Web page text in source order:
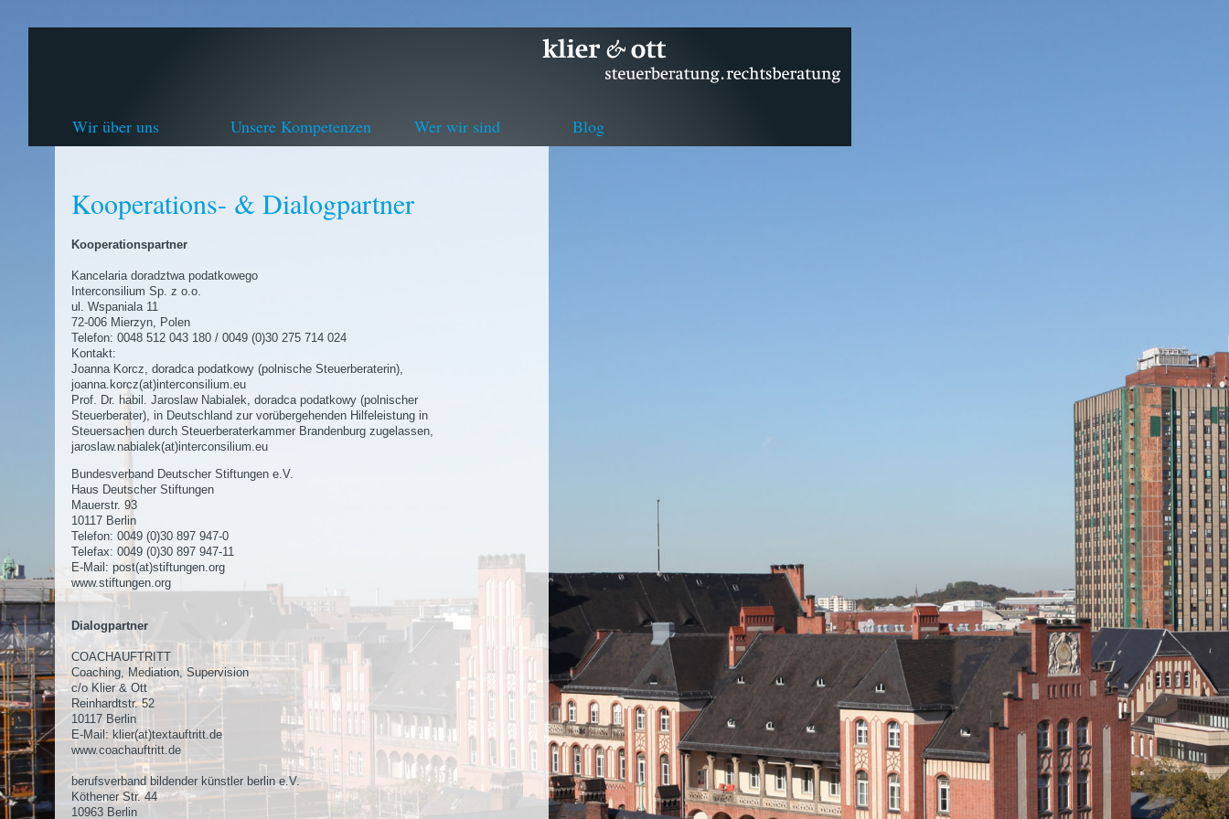
Wir über uns Unsere Kompetenzen Wer wir sind Blog
Kooperations- & Dialogpartner
Kooperationspartner
Kancelaria doradztwa podatkowego
Interconsilium Sp. z o.o.
ul. Wspaniala 11
72-006 Mierzyn, Polen
Telefon: 0048 512 043 180 / 0049 (0)30 275 714 024
Kontakt:
Joanna Korcz, doradca podatkowy (polnische Steuerberaterin),
joanna.korcz(at)interconsilium.eu
Prof. Dr. habil. Jaroslaw Nabialek, doradca podatkowy (polnischer
Steuerberater), in Deutschland zur vorübergehenden Hilfeleistung in
Steuersachen durch Steuerberaterkammer Brandenburg zugelassen,
jaroslaw.nabialek(at)interconsilium.eu
Bundesverband Deutscher Stiftungen e.V.
Haus Deutscher Stiftungen
Mauerstr. 93
10117 Berlin
Telefon: 0049 (0)30 897 947-0
Telefax: 0049 (0)30 897 947-11
E-Mail: post(at)stiftungen.org
www.stiftungen.org
Dialogpartner
COACHAUFTRITT
Coaching, Mediation, Supervision
c/o Klier & Ott
Reinhardtstr. 52
10117 Berlin
E-Mail: klier(at)textauftritt.de
www.coachauftritt.de
berufsverband bildender künstler berlin e.V.
Köthener Str. 44
10963 Berlin